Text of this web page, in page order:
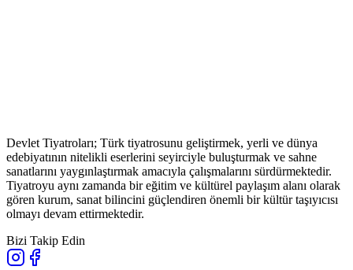
Devlet Tiyatroları; Türk tiyatrosunu geliştirmek, yerli ve dünya
edebiyatının nitelikli eserlerini seyirciyle buluşturmak ve sahne
sanatlarını yaygınlaştırmak amacıyla çalışmalarını sürdürmektedir.
Tiyatroyu aynı zamanda bir eğitim ve kültürel paylaşım alanı olarak
gören kurum, sanat bilincini güçlendiren önemli bir kültür taşıyıcısı
olmayı devam ettirmektedir.
Bizi Takip Edin